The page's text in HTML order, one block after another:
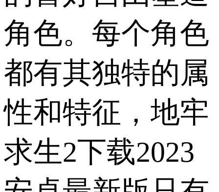
角色。每个角色
都有其独特的属
性和特征，地牢
求生2下载2023